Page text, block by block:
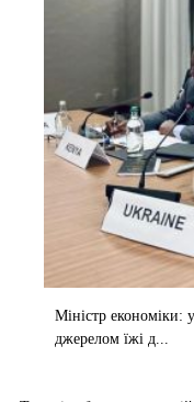
Міністр економіки:
джерелом їжі д...